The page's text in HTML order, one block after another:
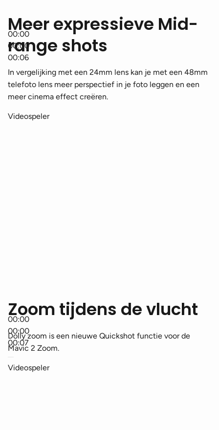
00:00
00:00
00:06
Meer expressieve Mid-
range shots
In vergelijking met een 24mm lens kan je met een 48mm
telefoto lens meer perspectief in je foto leggen en een
meer cinema effect creëren.
Videospeler
00:00
00:00
00:07
Zoom tijdens de vlucht
Dolly zoom is een nieuwe Quickshot functie voor de
Mavic 2 Zoom.
Videospeler